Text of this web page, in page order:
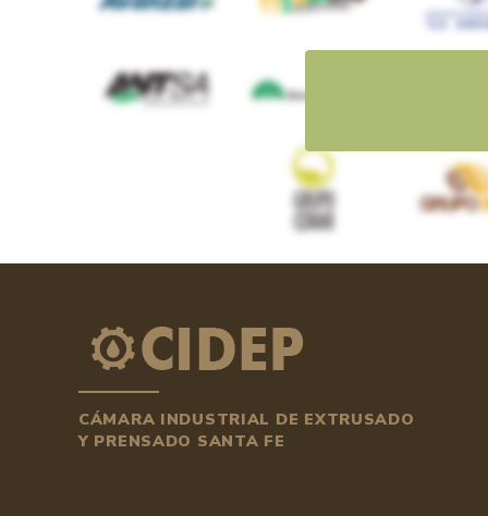
CÁMARA INDUSTRIAL DE EXTRUSADO
Y PRENSADO SANTA FE